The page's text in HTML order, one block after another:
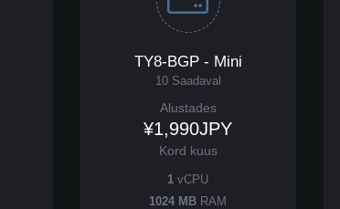
TY8-BGP - Mini
10 Saadaval
Alustades
¥1,990JPY
Kord kuus
1 vCPU
1024 MB RAM